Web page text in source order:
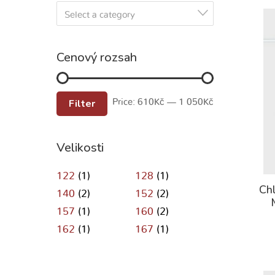
Select a category
Cenový rozsah
Filter Price:610Kč — 1 050Kč
Velikosti
122 (1) 128 (1)
140 (2) 152 (2)
157 (1) 160 (2)
162 (1) 167 (1)